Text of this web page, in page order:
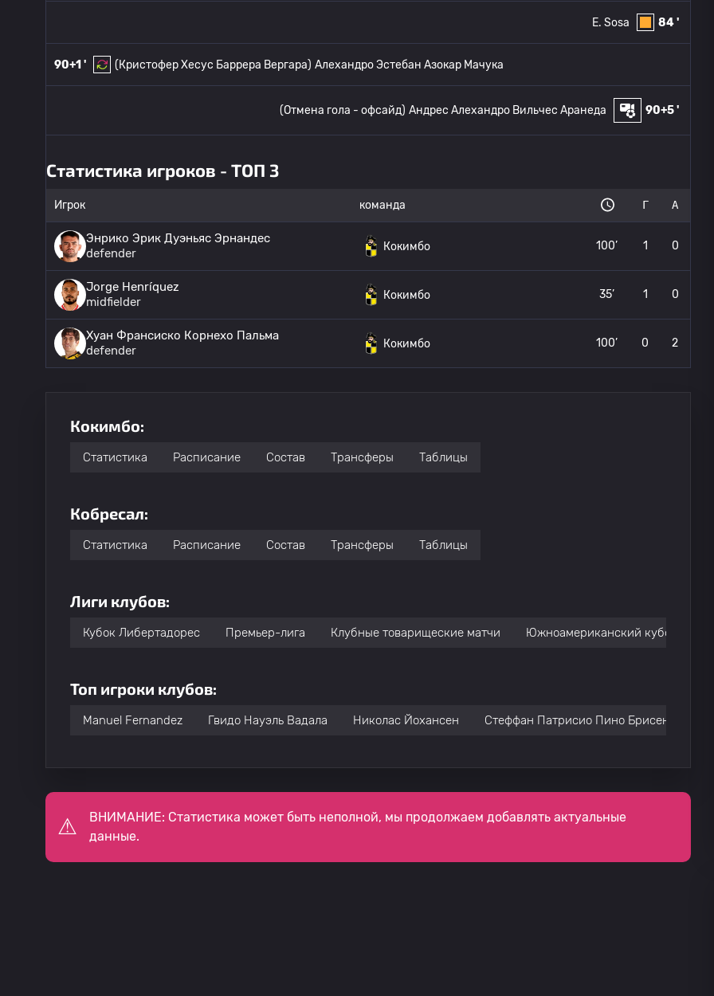
84 '
E. Sosa
90+1 ' (Кристофер Хесус Баррера Вергара) Алехандро Эстебан Азокар Мачука
90+5 '
Андрес Алехандро Вильчес Аранеда
(Отмена гола - офсайд)
Статистика игроков - ТОП 3
Игрок команда Г А
Энрико Эрик Дуэньяс Эрнандес
defender
Кокимбо 100’ 1 0
Jorge Henríquez
midfielder
Кокимбо 35’ 1 0
Хуан Франсиско Корнехо Пальма
defender
Кокимбо 100’ 0 2
Кокимбо:
Статистика Расписание Состав Трансферы Таблицы
Кобресал:
Статистика Расписание Состав Трансферы Таблицы
Лиги клубов:
Кубок Либертадорес Премьер-лига Клубные товарищеские матчи Южноамериканский кубок
Топ игроки клубов:
Manuel Fernandez Гвидо Науэль Вадала Николас Йохансен Стеффан Патрисио Пино Брисеньо
ВНИМАНИЕ: Статистика может быть неполной, мы продолжаем добавлять актуальные
данные.